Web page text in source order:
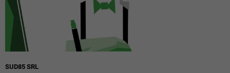
SUD85 SRL